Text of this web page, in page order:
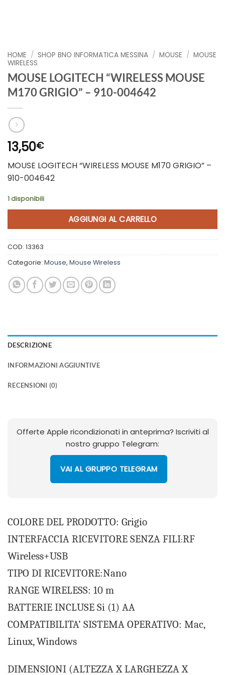
HOME / SHOP BNO INFORMATICA MESSINA / MOUSE / MOUSE
WIRELESS
MOUSE LOGITECH “WIRELESS MOUSE
M170 GRIGIO” – 910-004642
13,50€
MOUSE LOGITECH “WIRELESS MOUSE M170 GRIGIO” –
910-004642
1 disponibili
AGGIUNGI AL CARRELLO
COD: 13363
Categorie: Mouse, Mouse Wireless
DESCRIZIONE
INFORMAZIONI AGGIUNTIVE
RECENSIONI (0)
Offerte Apple ricondizionati in anteprima? Iscriviti al
nostro gruppo Telegram:
VAI AL GRUPPO TELEGRAM
COLORE DEL PRODOTTO: Grigio
INTERFACCIA RICEVITORE SENZA FILI:RF
Wireless+USB
TIPO DI RICEVITORE:Nano
RANGE WIRELESS: 10 m
BATTERIE INCLUSE Si (1) AA
COMPATIBILITA’ SISTEMA OPERATIVO: Mac,
Linux, Windows
DIMENSIONI (ALTEZZA X LARGHEZZA X